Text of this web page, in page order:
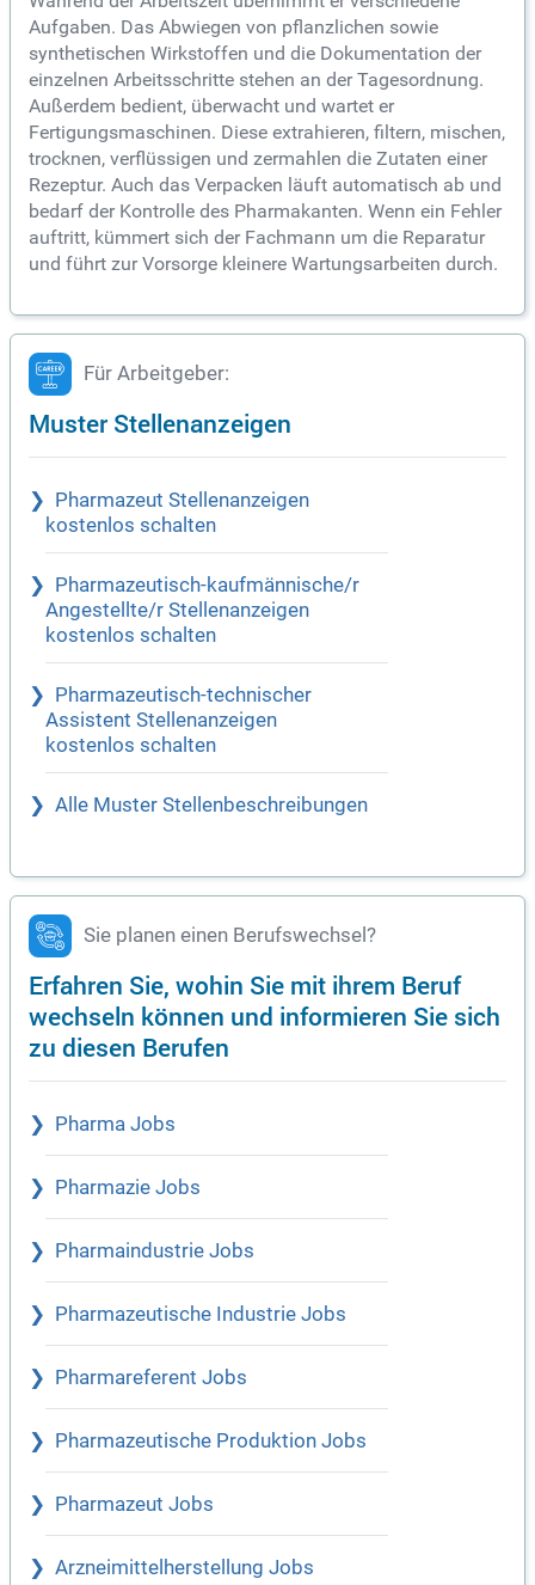
Aufgaben. Das Abwiegen von pflanzlichen sowie
synthetischen Wirkstoffen und die Dokumentation der
einzelnen Arbeitsschritte stehen an der Tagesordnung.
Außerdem bedient, überwacht und wartet er
Fertigungsmaschinen. Diese extrahieren, filtern, mischen,
trocknen, verflüssigen und zermahlen die Zutaten einer
Rezeptur. Auch das Verpacken läuft automatisch ab und
bedarf der Kontrolle des Pharmakanten. Wenn ein Fehler
auftritt, kümmert sich der Fachmann um die Reparatur
und führt zur Vorsorge kleinere Wartungsarbeiten durch.
Für Arbeitgeber:
Muster Stellenanzeigen
Pharmazeut Stellenanzeigen
kostenlos schalten
Pharmazeutisch-kaufmännische/r
Angestellte/r Stellenanzeigen
kostenlos schalten
Pharmazeutisch-technischer
Assistent Stellenanzeigen
kostenlos schalten
Alle Muster Stellenbeschreibungen
Sie planen einen Berufswechsel?
Erfahren Sie, wohin Sie mit ihrem Beruf
wechseln können und informieren Sie sich
zu diesen Berufen
Pharma Jobs
Pharmazie Jobs
Pharmaindustrie Jobs
Pharmazeutische Industrie Jobs
Pharmareferent Jobs
Pharmazeutische Produktion Jobs
Pharmazeut Jobs
Arzneimittelherstellung Jobs